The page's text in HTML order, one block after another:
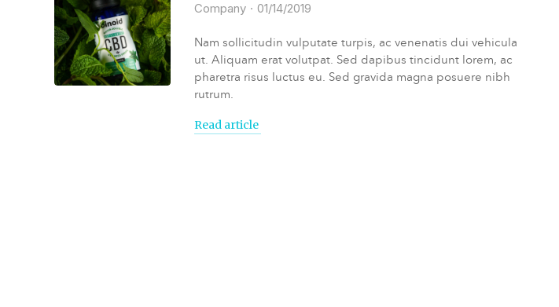
Company 01/14/2019
Nam sollicitudin vulputate turpis, ac venenatis dui vehicula
ut. Aliquam erat volutpat. Sed dapibus tincidunt lorem, ac
pharetra risus luctus eu. Sed gravida magna posuere nibh
rutrum.
Read article